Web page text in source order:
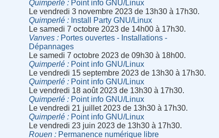
Quimperlé
Point info GNU/Linux
Le vendredi 3 novembre 2023 de 13h30 à 17h30.
Quimperlé
Install Party GNU/Linux
Le samedi 7 octobre 2023 de 14h00 à 17h30.
Vanves
Portes ouvertes - Installations -
Dépannages
Le samedi 7 octobre 2023 de 09h30 à 18h00.
Quimperlé
Point info GNU/Linux
Le vendredi 15 septembre 2023 de 13h30 à 17h30.
Quimperlé
Point info GNU/Linux
Le vendredi 18 août 2023 de 13h30 à 17h30.
Quimperlé
Point info GNU/Linux
Le vendredi 21 juillet 2023 de 13h30 à 17h30.
Quimperlé
Point info GNU/Linux
Le vendredi 23 juin 2023 de 13h30 à 17h30.
Rouen
Permanence numérique libre